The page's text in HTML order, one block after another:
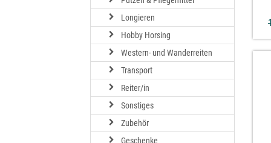
Longieren
Hobby Horsing
Western- und Wanderreiten
Transport
Reiter/in
Sonstiges
Zubehör
Geschenke